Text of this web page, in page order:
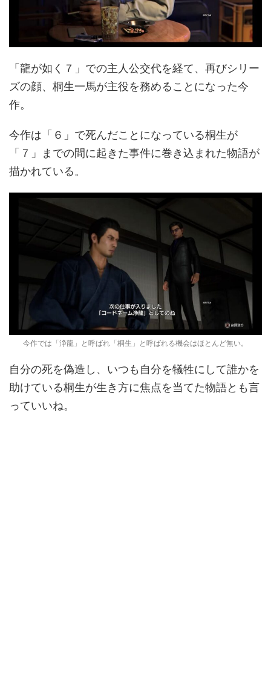
「龍が如く７」での主人公交代を経て、再びシリー
ズの顔、桐生一馬が主役を務めることになった今
作。
今作は「６」で死んだことになっている桐生が
「７」までの間に起きた事件に巻き込まれた物語が
描かれている。
今作では「浄龍」と呼ばれ「桐生」と呼ばれる機会はほとんど無い。
自分の死を偽造し、いつも自分を犠牲にして誰かを
助けている桐生が生き方に焦点を当てた物語とも言
っていいね。